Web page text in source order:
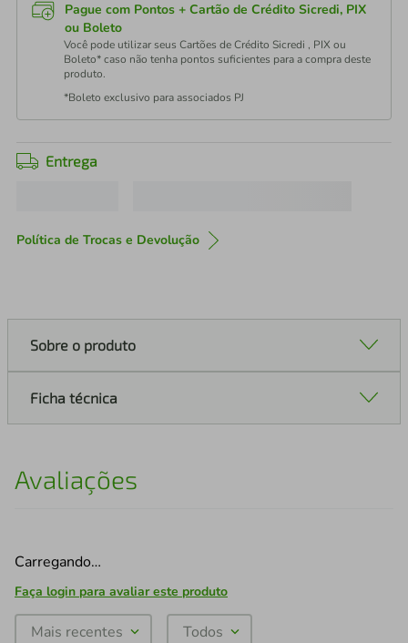
Pague com Pontos + Cartão de Crédito Sicredi, PIX
ou Boleto
Você pode utilizar seus Cartões de Crédito Sicredi , PIX ou
Boleto* caso não tenha pontos suficientes para a compra deste
produto.
*Boleto exclusivo para associados PJ
Entrega
Política de Trocas e Devolução
Sobre o produto
Ficha técnica
Avaliações
Carregando…
Faça login para avaliar este produto
Mais recentes Todos